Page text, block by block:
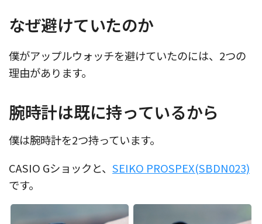
なぜ避けていたのか
僕がアップルウォッチを避けていたのには、2つの
理由があります。
腕時計は既に持っているから
僕は腕時計を2つ持っています。
CASIO Gショックと、 SEIKO PROSPEX(SBDN023)
です。